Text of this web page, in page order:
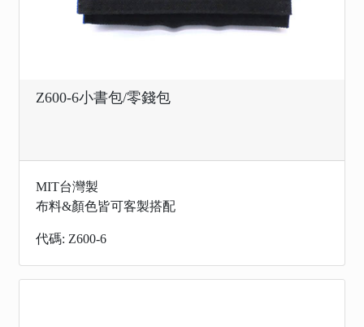
Z600-6小書包/零錢包
MIT台灣製
布料&顏色皆可客製搭配
代碼: Z600-6